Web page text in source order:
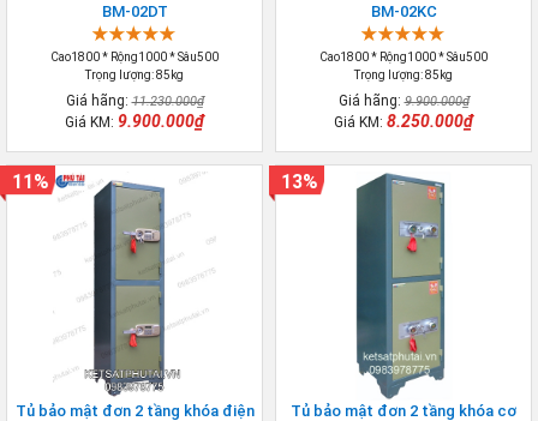
BM-02DT
Cao1800 * Rộng1000 * Sâu500
Trọng lượng: 85kg
Giá hãng:11.230.000₫
Giá KM: 9.900.000₫
BM-02KC
Cao1800 * Rộng1000 * Sâu500
Trọng lượng: 85kg
Giá hãng:9.900.000₫
Giá KM: 8.250.000₫
Tủ bảo mật đơn 2 tầng khóa điện
11%
Tủ bảo mật đơn 2 tầng khóa cơ
13%